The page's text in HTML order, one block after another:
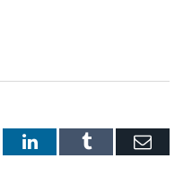
LinkedInTumblr E-